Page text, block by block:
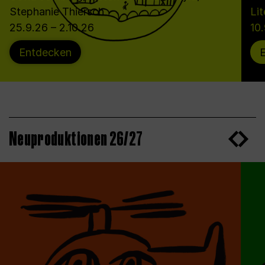
Stephanie Thiersch
25.9.26 – 2.10.26
Entdecken
Neuproduktionen 26/27